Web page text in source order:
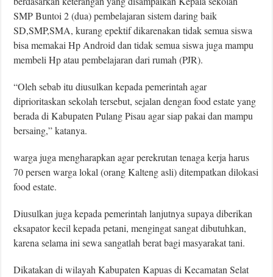
SMP Buntoi 2 (dua) pembelajaran sistem daring baik
SD,SMP,SMA, kurang epektif dikarenakan tidak semua siswa
bisa memakai Hp Android dan tidak semua siswa juga mampu
membeli Hp atau pembelajaran dari rumah (PJR).
“Oleh sebab itu diusulkan kepada pemerintah agar
diprioritaskan sekolah tersebut, sejalan dengan food estate yang
berada di Kabupaten Pulang Pisau agar siap pakai dan mampu
bersaing,” katanya.
warga juga mengharapkan agar perekrutan tenaga kerja harus
70 persen warga lokal (orang Kalteng asli) ditempatkan dilokasi
food estate.
Diusulkan juga kepada pemerintah lanjutnya supaya diberikan
eksapator kecil kepada petani, mengingat sangat dibutuhkan,
karena selama ini sewa sangatlah berat bagi masyarakat tani.
Dikatakan di wilayah Kabupaten Kapuas di Kecamatan Selat